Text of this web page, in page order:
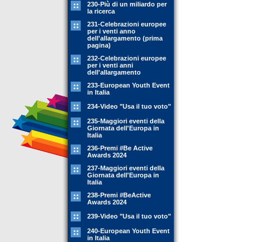
230-Più di un miliardo per
la ricerca
231-Celebrazioni europee
per i venti anno
dell'allargamento (prima
pagina)
232-Celebrazioni europee
per i venti anni
dell'allargamento
233-European Youth Event
in Italia
234-Video "Usa il tuo voto"
235-Maggiori eventi della
Giornata dell'Europa in
Italia
236-Premi #Be Active
Awards 2024
237-Maggiori eventi della
Giornata dell'Europa in
Italia
238-Premi #BeActive
Awards 2024
239-Video "Usa il tuo voto"
240-European Youth Event
in Italia